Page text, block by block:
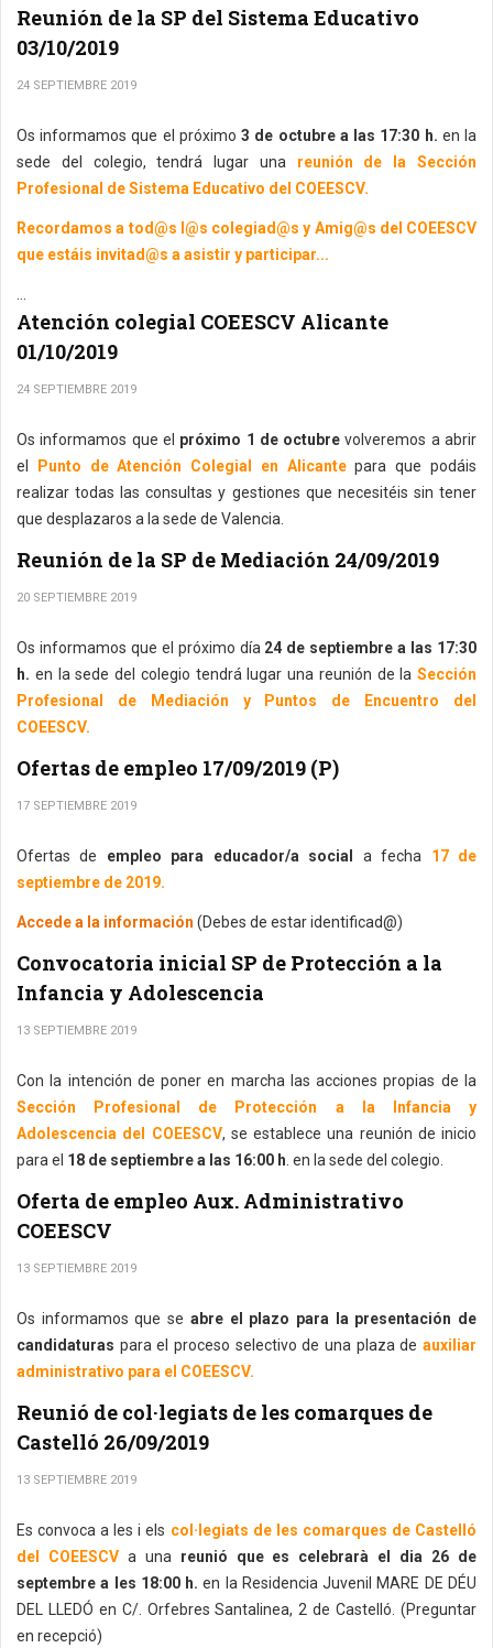
Reunión de la SP del Sistema Educativo
03/10/2019
24 SEPTIEMBRE 2019
Os informamos que el próximo 3 de octubre a las 17:30 h. en la
sede del colegio, tendrá lugar una reunión de la Sección
Profesional de Sistema Educativo del COEESCV.
Recordamos a tod@s l@s colegiad@s y Amig@s del COEESCV
que estáis invitad@s a asistir y participar...
Atención colegial COEESCV Alicante
01/10/2019
24 SEPTIEMBRE 2019
Os informamos que el próximo 1 de octubrevolveremos a abrir
el
Punto de Atención Colegial en Alicantepara que podáis
realizar todas las consultas y gestiones que necesitéis sin tener
que desplazaros a la sede de Valencia.
Reunión de la SP de Mediación 24/09/2019
20 SEPTIEMBRE 2019
Os informamos que el próximo día 24 de septiembre a las 17:30
h. en la sede del colegio tendrá lugar una reunión de la Sección
Profesional de Mediación y Puntos de Encuentro del
COEESCV.
Ofertas de empleo 17/09/2019 (P)
17 SEPTIEMBRE 2019
Ofertas de empleo para educador/a social a fecha 17 de
septiembre de 2019.
Accede a la información (Debes de estar identificad@)
Convocatoria inicial SP de Protección a la
Infancia y Adolescencia
13 SEPTIEMBRE 2019
Con la intención de poner en marcha las acciones propias de la
Sección Profesional de Protección a la Infancia y
Adolescencia del COEESCV, se establece una reunión de inicio
para el 18 de septiembre a las 16:00 h . en la sede del colegio.
Oferta de empleo Aux. Administrativo
COEESCV
13 SEPTIEMBRE 2019
Os informamos que se abre el plazo para la presentación de
candidaturas para el proceso selectivo de una plaza de auxiliar
administrativo para el COEESCV.
Reunió de col·legiats de les comarques de
Castelló 26/09/2019
13 SEPTIEMBRE 2019
Es convoca a les i els col·legiats de les comarques de Castelló
del COEESCVa una reunió que es celebrarà el dia 26 de
septembre a les 18:00 h. en la Residencia Juvenil MARE DE DÉU
DEL LLEDÓ en C/. Orfebres Santalinea, 2 de Castelló. (Preguntar
en recepció)